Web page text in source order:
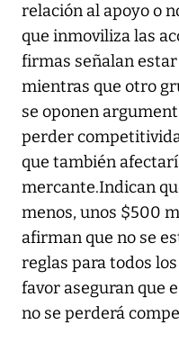
relación al apoyo o
que inmoviliza las
firmas señalan
mientras que otro
se oponen
perder
que también
mercante.Indican
menos, unos $500
afirman que no se
reglas para todos
favor aseguran que
no se perderá